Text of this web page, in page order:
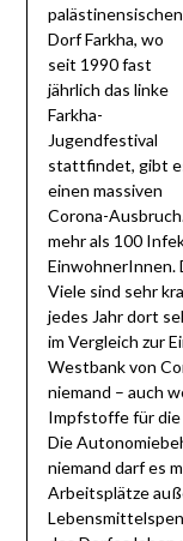
palästinensischen
Dorf Farkha, wo
seit 1990 fast
jährlich das linke
Farkha-
Jugendfestival
stattfindet, gibt
einen massiven
Corona-
mehr als 100
EinwohnerInnen.
Viele sind sehr
jedes Jahr dort
im Vergleich zur
Westbank von
niemand – auch
Impfstoffe für
Die
niemand darf es
Arbeitsplätze